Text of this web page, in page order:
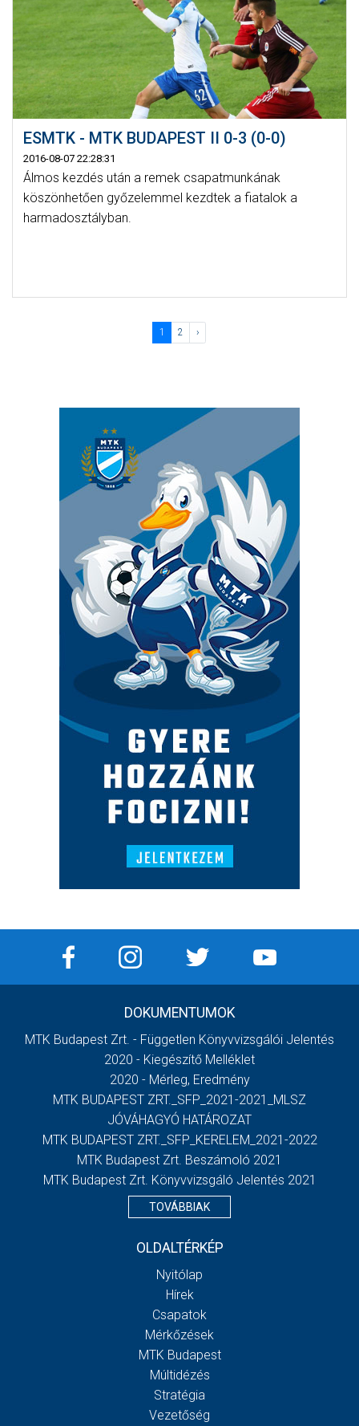
ESMTK - MTK BUDAPEST II 0-3 (0-0)
2016-08-07 22:28:31
Álmos kezdés után a remek csapatmunkának
köszönhetően győzelemmel kezdtek a fiatalok a
harmadosztályban.
1 2 ›
DOKUMENTUMOK
MTK Budapest Zrt. - Független Könyvvizsgálói Jelentés
2020 - Kiegészítő Melléklet
2020 - Mérleg, Eredmény
MTK BUDAPEST ZRT._SFP_2021-2021_MLSZ
JÓVÁHAGYÓ HATÁROZAT
MTK BUDAPEST ZRT._SFP_KERELEM_2021-2022
MTK Budapest Zrt. Beszámoló 2021
MTK Budapest Zrt. Könyvvizsgáló Jelentés 2021
TOVÁBBIAK
OLDALTÉRKÉP
Nyitólap
Hírek
Csapatok
Mérkőzések
MTK Budapest
Múltidézés
Stratégia
Vezetőség